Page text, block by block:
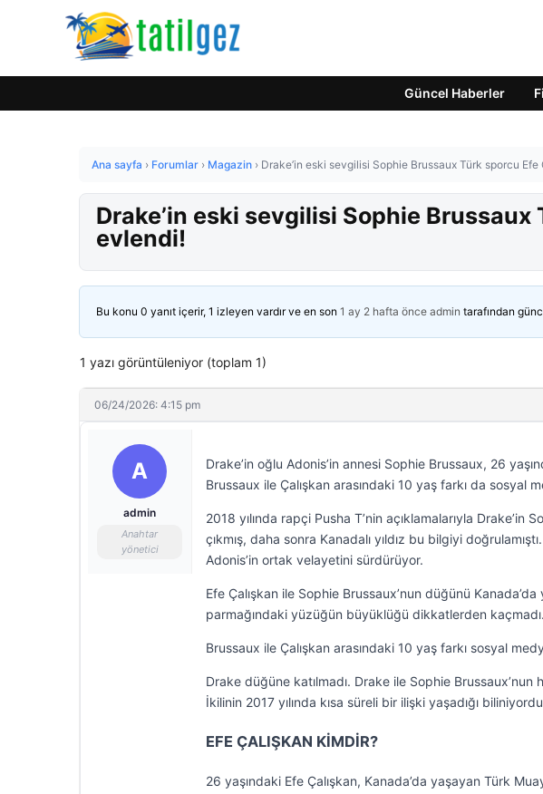
Güncel Haberler
Ana sayfa › Forumlar › Magazin › Drake’in eski sevgilisi Sophie Brussaux Türk sporcu Efe
Drake’in eski sevgilisi Sophie Brussaux
evlendi!
Bu konu 0 yanıt içerir, 1 izleyen vardır ve en son 1 ay 2 hafta önce admin tarafından
1 yazı görüntüleniyor (toplam 1)
06/24/2026: 4:15 pm
A
admin
Anahtar
yönetici
Drake’in oğlu Adonis’in annesi Sophie Brussaux, 26
Brussaux ile Çalışkan arasındaki 10 yaş farkı da sosyal
2018 yılında rapçi Pusha T’nin açıklamalarıyla
çıkmış, daha sonra Kanadalı yıldız bu bilgiyi
Adonis’in ortak velayetini sürdürüyor.
Efe Çalışkan ile Sophie Brussaux’nun düğünü
parmağındaki yüzüğün büyüklüğü dikkatlerden kaçmadı.
Brussaux ile Çalışkan arasındaki 10 yaş farkı sosyal
Drake düğüne katılmadı. Drake ile Sophie
İkilinin 2017 yılında kısa süreli bir ilişki yaşadığı
EFE ÇALIŞKAN KİMDİR?
26 yaşındaki Efe Çalışkan, Kanada’da yaşayan Türk